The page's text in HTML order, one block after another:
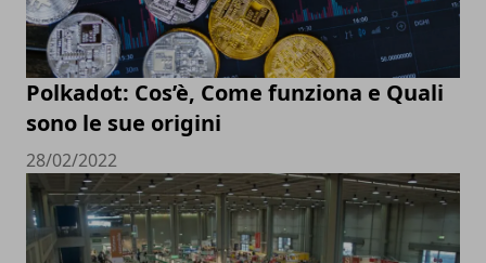
Polkadot: Cos’è, Come funziona e Quali
sono le sue origini
28/02/2022